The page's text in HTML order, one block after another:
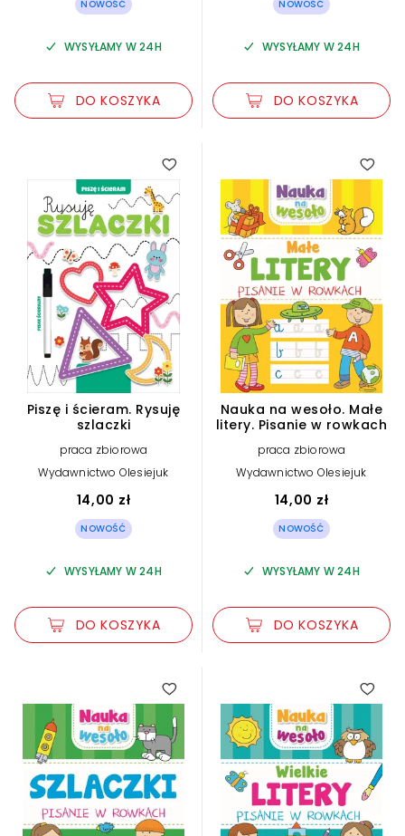
NOWOŚĆ
WYSYŁAMY W 24H
DO KOSZYKA
NOWOŚĆ
WYSYŁAMY W 24H
DO KOSZYKA
Piszę i ścieram. Rysuję
szlaczki
praca zbiorowa
Wydawnictwo Olesiejuk
14,00 zł
NOWOŚĆ
WYSYŁAMY W 24H
DO KOSZYKA
Nauka na wesoło. Małe
litery. Pisanie w rowkach
praca zbiorowa
Wydawnictwo Olesiejuk
14,00 zł
NOWOŚĆ
WYSYŁAMY W 24H
DO KOSZYKA